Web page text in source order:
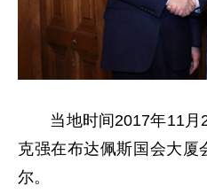
当地时间2017年11月
克强在布达佩斯国会大厦
尔。